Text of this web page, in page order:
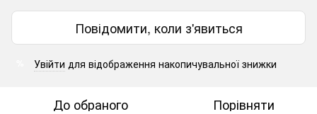
Повідомити, коли з'явиться
Увійти для відображення накопичувальної знижки
До обраного Порівняти